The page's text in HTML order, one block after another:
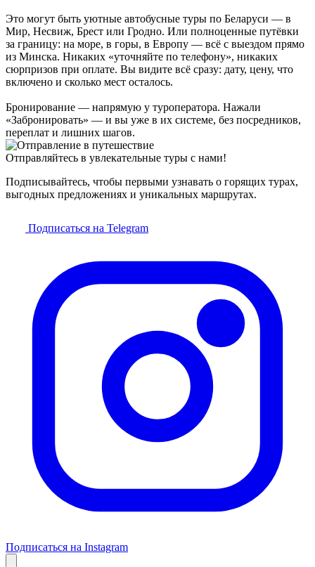
Это могут быть уютные автобусные туры по Беларуси — в
Мир, Несвиж, Брест или Гродно. Или полноценные путёвки
за границу: на море, в горы, в Европу — всё с выездом прямо
из Минска. Никаких «уточняйте по телефону», никаких
сюрпризов при оплате. Вы видите всё сразу: дату, цену, что
включено и сколько мест осталось.
Бронирование — напрямую у туроператора. Нажали
«Забронировать» — и вы уже в их системе, без посредников,
переплат и лишних шагов.
Отправляйтесь в увлекательные туры с нами!
Подписывайтесь, чтобы первыми узнавать о горящих турах,
выгодных предложениях и уникальных маршрутах.
Подписаться на Telegram
Подписаться на Instagram